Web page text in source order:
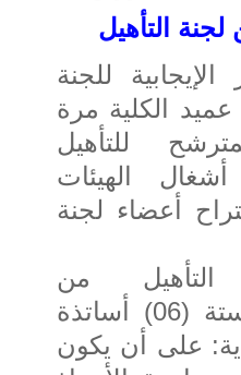
لجنة التأهيل
للجنة
الكلية مرة
للتأهيل
الهيئات
أعضاء لجنة
من
أربعة (04) إلى ستة (06) أساتذة
على أن يكون